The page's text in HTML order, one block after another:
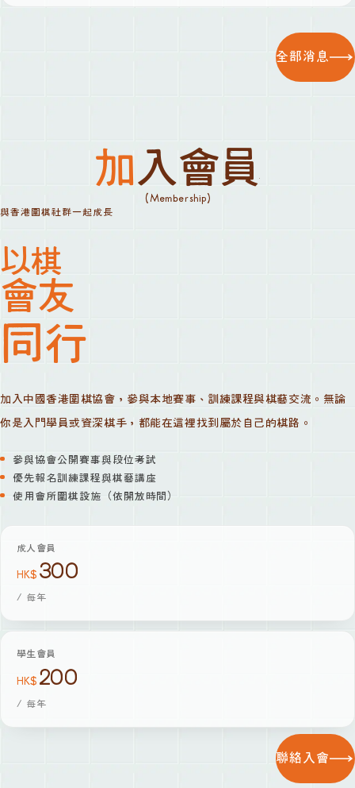
全部消息
加入會員
(Membership)
與香港圍棋社群一起成長
以棋
會友
同行
加入中國香港圍棋協會，參與本地賽事、訓練課程與棋藝交流。無論
你是入門學員或資深棋手，都能在這裡找到屬於自己的棋路。
參與協會公開賽事與段位考試
優先報名訓練課程與棋藝講座
使用會所圍棋設施（依開放時間）
成人會員
HK$ 300
/ 每年
學生會員
HK$ 200
/ 每年
聯絡入會